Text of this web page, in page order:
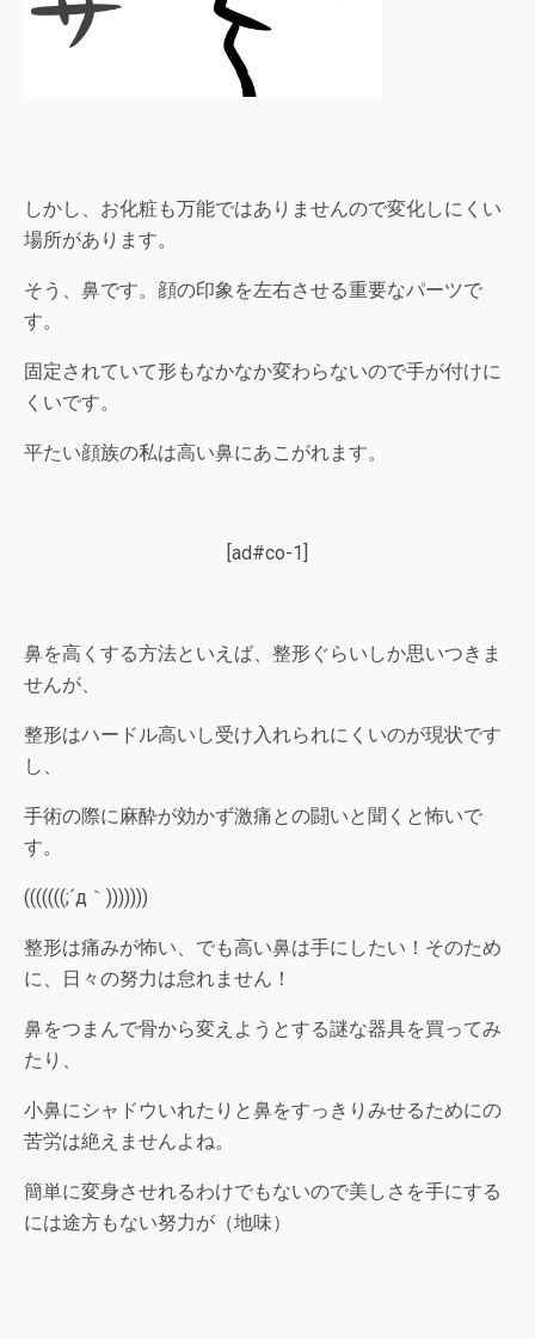
しかし、お化粧も万能ではありませんので変化しにくい
場所があります。
そう、鼻です。顔の印象を左右させる重要なパーツで
す。
固定されていて形もなかなか変わらないので手が付けに
くいです。
平たい顔族の私は高い鼻にあこがれます。
[ad#co-1]
鼻を高くする方法といえば、整形ぐらいしか思いつきま
せんが、
整形はハードル高いし受け入れられにくいのが現状です
し、
手術の際に麻酔が効かず激痛との闘いと聞くと怖いで
す。
(((((((;´д｀)))))))
整形は痛みが怖い、でも高い鼻は手にしたい！そのため
に、日々の努力は怠れません！
鼻をつまんで骨から変えようとする謎な器具を買ってみ
たり、
小鼻にシャドウいれたりと鼻をすっきりみせるためにの
苦労は絶えませんよね。
簡単に変身させれるわけでもないので美しさを手にする
には途方もない努力が（地味）